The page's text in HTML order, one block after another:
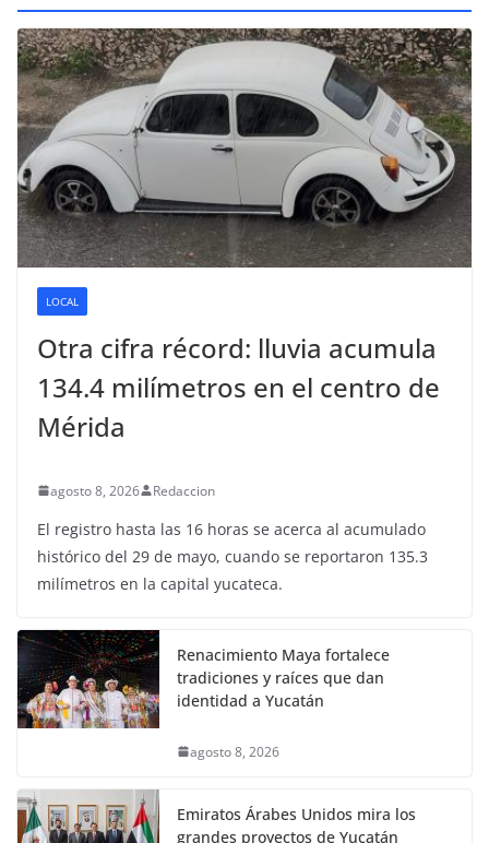
LOCAL
Otra cifra récord: lluvia acumula
134.4 milímetros en el centro de
Mérida
agosto 8, 2026 Redaccion
El registro hasta las 16 horas se acerca al acumulado
histórico del 29 de mayo, cuando se reportaron 135.3
milímetros en la capital yucateca.
Renacimiento Maya fortalece
tradiciones y raíces que dan
identidad a Yucatán
agosto 8, 2026
Emiratos Árabes Unidos mira los
grandes proyectos de Yucatán